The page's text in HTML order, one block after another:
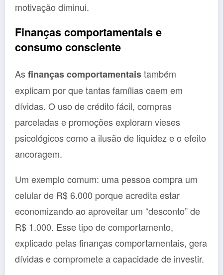
motivação diminui.
Finanças comportamentais e
consumo consciente
Asfinanças comportamentaistambém
explicam por que tantas famílias caem em
dívidas. O uso de crédito fácil, compras
parceladas e promoções exploram vieses
psicológicos como a ilusão de liquidez e o efeito
ancoragem.
Um exemplo comum: uma pessoa compra um
celular de R$ 6.000 porque acredita estar
economizando ao aproveitar um “desconto” de
R$ 1.000. Esse tipo de comportamento,
explicado pelas finanças comportamentais, gera
dívidas e compromete a capacidade de investir.